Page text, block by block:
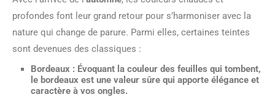
profondes font leur grand retour pour s’harmoniser avec la
nature qui change de parure. Parmi elles, certaines teintes
sont devenues des classiques :
Bordeaux : Évoquant la couleur des feuilles qui tombent,
le bordeaux est une valeur sûre qui apporte élégance et
caractère à vos ongles.